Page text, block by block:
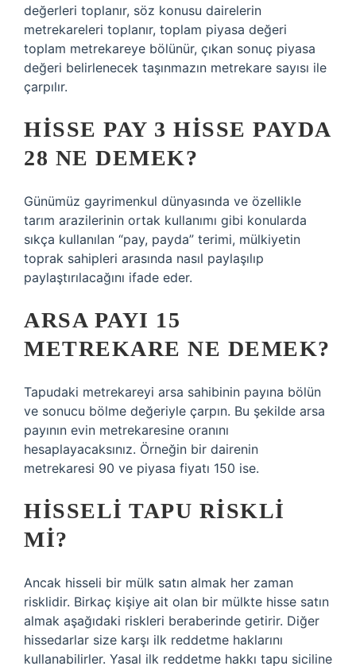
değerleri toplanır, söz konusu dairelerin
metrekareleri toplanır, toplam piyasa değeri
toplam metrekareye bölünür, çıkan sonuç piyasa
değeri belirlenecek taşınmazın metrekare sayısı ile
çarpılır.
HISSE PAY 3 HISSE PAYDA
28 NE DEMEK?
Günümüz gayrimenkul dünyasında ve özellikle
tarım arazilerinin ortak kullanımı gibi konularda
sıkça kullanılan “pay, payda” terimi, mülkiyetin
toprak sahipleri arasında nasıl paylaşılıp
paylaştırılacağını ifade eder.
ARSA PAYI 15
METREKARE NE DEMEK?
Tapudaki metrekareyi arsa sahibinin payına bölün
ve sonucu bölme değeriyle çarpın. Bu şekilde arsa
payının evin metrekaresine oranını
hesaplayacaksınız. Örneğin bir dairenin
metrekaresi 90 ve piyasa fiyatı 150 ise.
HISSELI TAPU RISKLI
MI?
Ancak hisseli bir mülk satın almak her zaman
risklidir. Birkaç kişiye ait olan bir mülkte hisse satın
almak aşağıdaki riskleri beraberinde getirir. Diğer
hissedarlar size karşı ilk reddetme haklarını
kullanabilirler. Yasal ilk reddetme hakkı tapu siciline